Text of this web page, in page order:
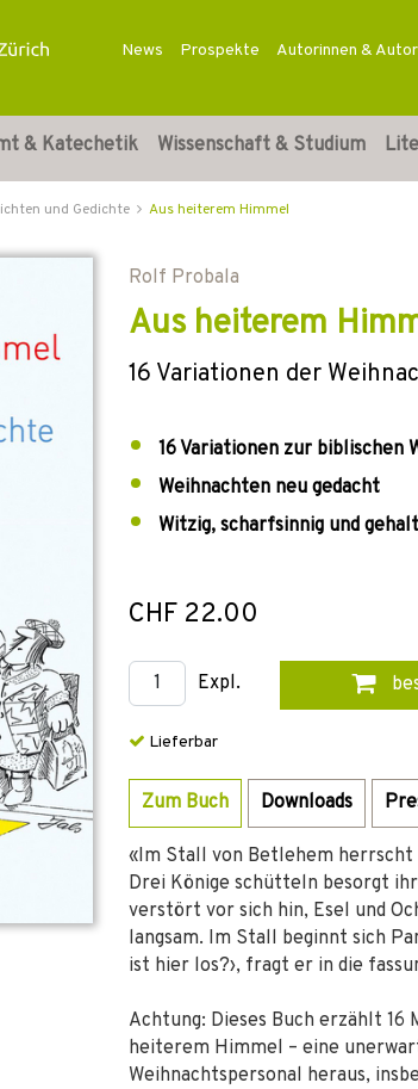
News Prospekte Autorinnen &
& Katechetik Wissenschaft & Studium
und Gedichte Aus heiterem Himmel
Rolf Probala
Aus heiterem
16 Variationen der
16 Variationen zur biblischen
Weihnachten neu gedacht
Witzig, scharfsinnig und
CHF 22.00
Expl.
Lieferbar
Zum Buch Downloads
«Im Stall von Betlehem
Drei Könige schütteln besorgt
verstört vor sich hin, Esel und
langsam. Im Stall beginnt sich
ist hier los?›, fragt er in die
Achtung: Dieses Buch erzählt 16
heiterem Himmel – eine
Weihnachtspersonal heraus,